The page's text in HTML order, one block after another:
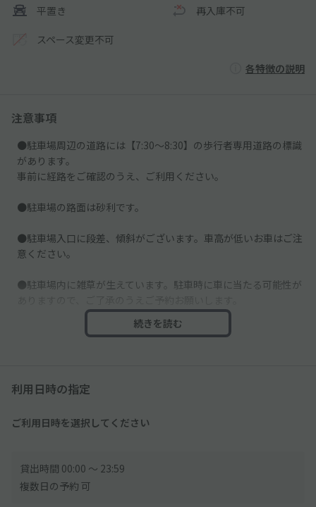
平置き 再入庫不可
スペース変更不可
各特徴の説明
注意事項
●駐車場周辺の道路には【7:30～8:30】の歩行者専用道路の標識
があります。
事前に経路をご確認のうえ、ご利用ください。
●駐車場の路面は砂利です。
●駐車場入口に段差、傾斜がございます。車高が低いお車はご注
意ください。
●駐車場内に雑草が生えています。駐車時に車に当たる可能性が
●区画線はありません。駐車場内には他の車も駐車するので、掲
続きを読む
利用日時の指定
ご利用日時を選択してください
貸出時間 00:00 〜 23:59
複数日の予約 可